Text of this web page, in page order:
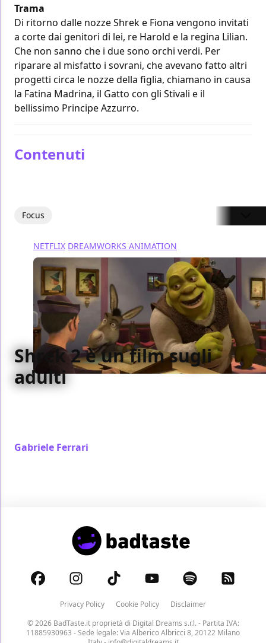
Trama
Di ritorno dalle nozze Shrek e Fiona vengono invitati
a corte dai genitori di lei, re Harold e la regina Lilian.
Che non sanno che i due sono orchi verdi. Per
riparare al misfatto i sovrani, che avevano fatto altri
progetti circa le nozze della figlia, chiamano in causa
la Fatina Madrina, il Gatto con gli Stivali e il
bellissimo Principe Azzurro.
Contenuti
Focus
NETFLIX DREAMWORKS ANIMATION
Shrek 2 è un film sugli
adulti
Gabriele Ferrari
Privacy Policy Cookie Policy
Disclaimer
© 2026 BadTaste.it proprietà di Digital Dreams s.r.l.- Partita IVA:
11885930963 - Sede legale: Via Alberico Albricci 8, 20122 Milano